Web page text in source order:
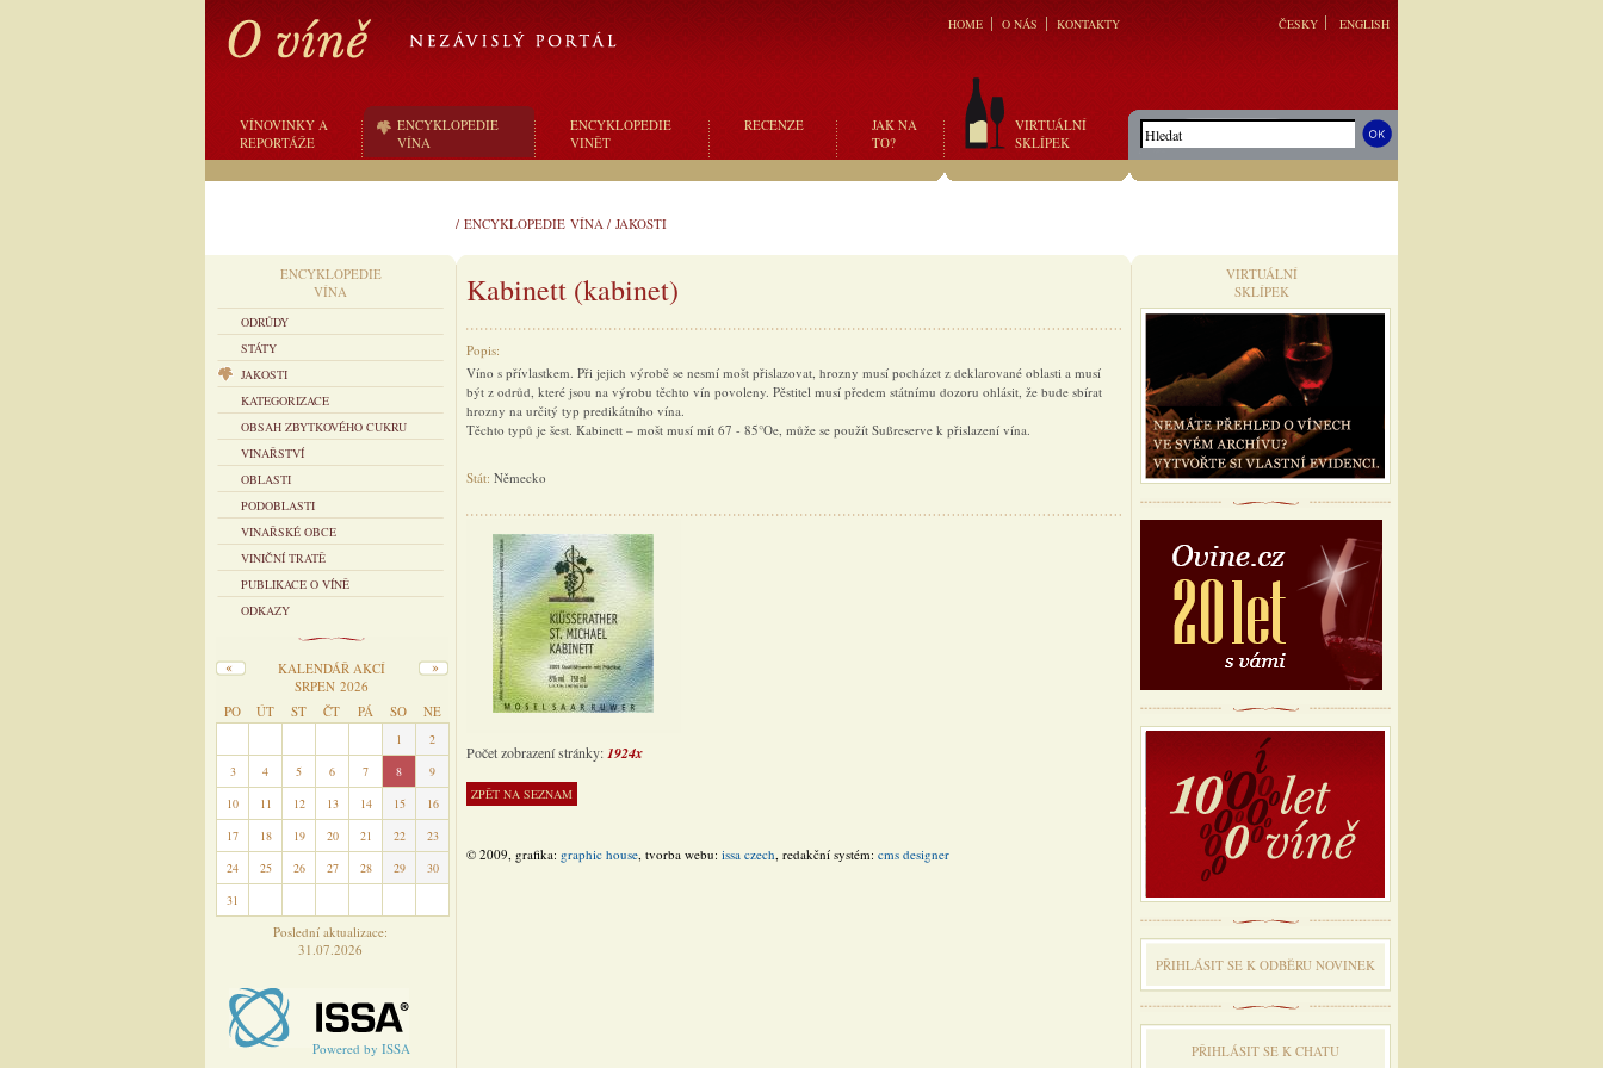
HOME O NÁS KONTAKTY ČESKY ENGLISH
VÍNOVINKY A
REPORTÁŽE
ENCYKLOPEDIE
VÍNA
ENCYKLOPEDIE
VINĚT
RECENZE
JAK NA
TO?
VIRTUÁLNÍ
SKLÍPEK
/ ENCYKLOPEDIE VÍNA / JAKOSTI
ENCYKLOPEDIE
VÍNA
ODRŮDY
STÁTY
JAKOSTI
KATEGORIZACE
OBSAH ZBYTKOVÉHO CUKRU
VINAŘSTVÍ
OBLASTI
PODOBLASTI
VINAŘSKÉ OBCE
VINIČNÍ TRATĚ
PUBLIKACE O VÍNĚ
ODKAZY
KALENDÁŘ AKCÍ
SRPEN 2026
PO
ÚT ST ČT PÁ SO NE
1
2
3
4 5 6 7 8
9
10
11 12 13 14 15
16
17
18 19 20 21 22
23
24
25 26 27 28 29
30
31
Poslední aktualizace:
31.07.2026
Powered by ISSA
Kabinett (kabinet)
Popis:
Víno s přívlastkem. Při jejich výrobě se nesmí mošt přislazovat, hrozny musí pocházet z deklarované oblasti a musí
být z odrůd, které jsou na výrobu těchto vín povoleny. Pěstitel musí předem státnímu dozoru ohlásit, že bude sbírat
hrozny na určitý typ predikátního vína.
Těchto typů je šest. Kabinett – mošt musí mít 67 - 85°Oe, může se použít Sußreserve k přislazení vína.
Stát: Německo
Počet zobrazení stránky:1924x
© 2009, grafika: graphic house, tvorba webu: issa czech, redakční systém: cms designer
VIRTUÁLNÍ
SKLÍPEK
PŘIHLÁSIT SE K ODBĔRU NOVINEK
PŘIHLÁSIT SE K CHATU